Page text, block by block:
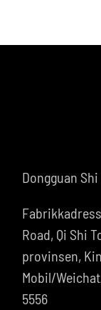
Dongguan
Road, Qi Shi
provinsen,
Mobil/
5556